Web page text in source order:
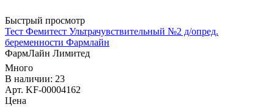
Быстрый просмотр
Тест Фемитест Ультрачувствительный №2 д/опред.
беременности Фармлайн
ФармЛайн Лимитед
Много
В наличии: 23
Арт. KF-00004162
Цена